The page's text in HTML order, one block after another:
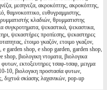
μεσηνεζα, ακροκόπτης, ακροκόπτης,
θαμνοκοπτικο, ευθυγραμμιστης,
κλαδιών, θρυμματιστης
συγκροτηματα, ψεκαστικά, ψεκαστικα,
ψεκαστήρες προπίεσης, ψεκαστηρες
έτοιμο γκαζόν, ετοιμο γκαζον,
garden shop, e shop garden, garden shop,
βιολογικη ντοματα, βιολογικα
εκτοξευτηρες τσαφ-τσαφ, μειγμα
10, βιολογικη προστασία φυτων,
διχτυά σκίασης λαχανικών, pop-up